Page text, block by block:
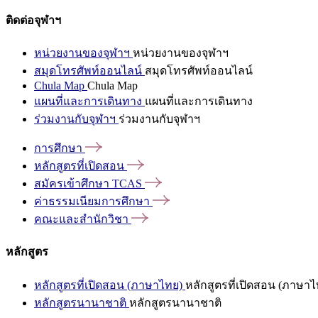
ติดต่อจุฬาฯ
หน่วยงานของจุฬาฯ หน่วยงานของจุฬาฯ
สมุดโทรศัพท์ออนไลน์ สมุดโทรศัพท์ออนไลน์
Chula Map Chula Map
แผนที่และการเดินทาง แผนที่และการเดินทาง
ร่วมงานกับจุฬาฯ ร่วมงานกับจุฬาฯ
การศึกษา
หลักสูตรที่เปิดสอน
สมัครเข้าศึกษา TCAS
ค่าธรรมเนียมการศึกษา
คณะและสำนักวิชา
หลักสูตร
หลักสูตรที่เปิดสอน (ภาษาไทย) หลักสูตรที่เปิดสอน (ภาษาไ
หลักสูตรนานาชาติ หลักสูตรนานาชาติ